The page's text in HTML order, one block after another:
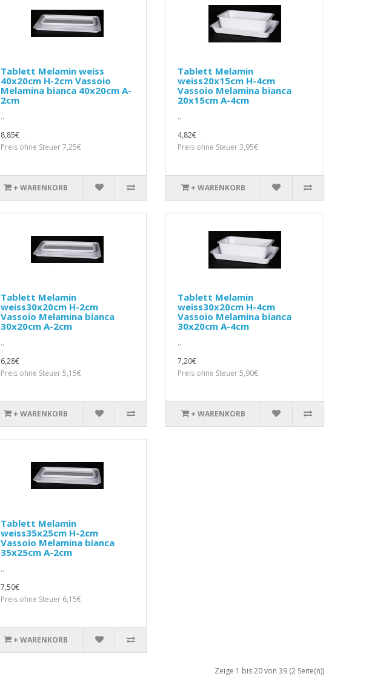
Tablett Melamin weiss
40x20cm H-2cm Vassoio
Melamina bianca 40x20cm A-
2cm
..
8,85€
Preis ohne Steuer 7,25€
+ WARENKORB
Tablett Melamin
weiss20x15cm H-4cm
Vassoio Melamina bianca
20x15cm A-4cm
..
4,82€
Preis ohne Steuer 3,95€
+ WARENKORB
Tablett Melamin
weiss30x20cm H-2cm
Vassoio Melamina bianca
30x20cm A-2cm
..
6,28€
Preis ohne Steuer 5,15€
+ WARENKORB
Tablett Melamin
weiss30x20cm H-4cm
Vassoio Melamina bianca
30x20cm A-4cm
..
7,20€
Preis ohne Steuer 5,90€
+ WARENKORB
Tablett Melamin
weiss35x25cm H-2cm
Vassoio Melamina bianca
35x25cm A-2cm
..
7,50€
Preis ohne Steuer 6,15€
+ WARENKORB
Zeige 1 bis 20 von 39 (2 Seite(n))